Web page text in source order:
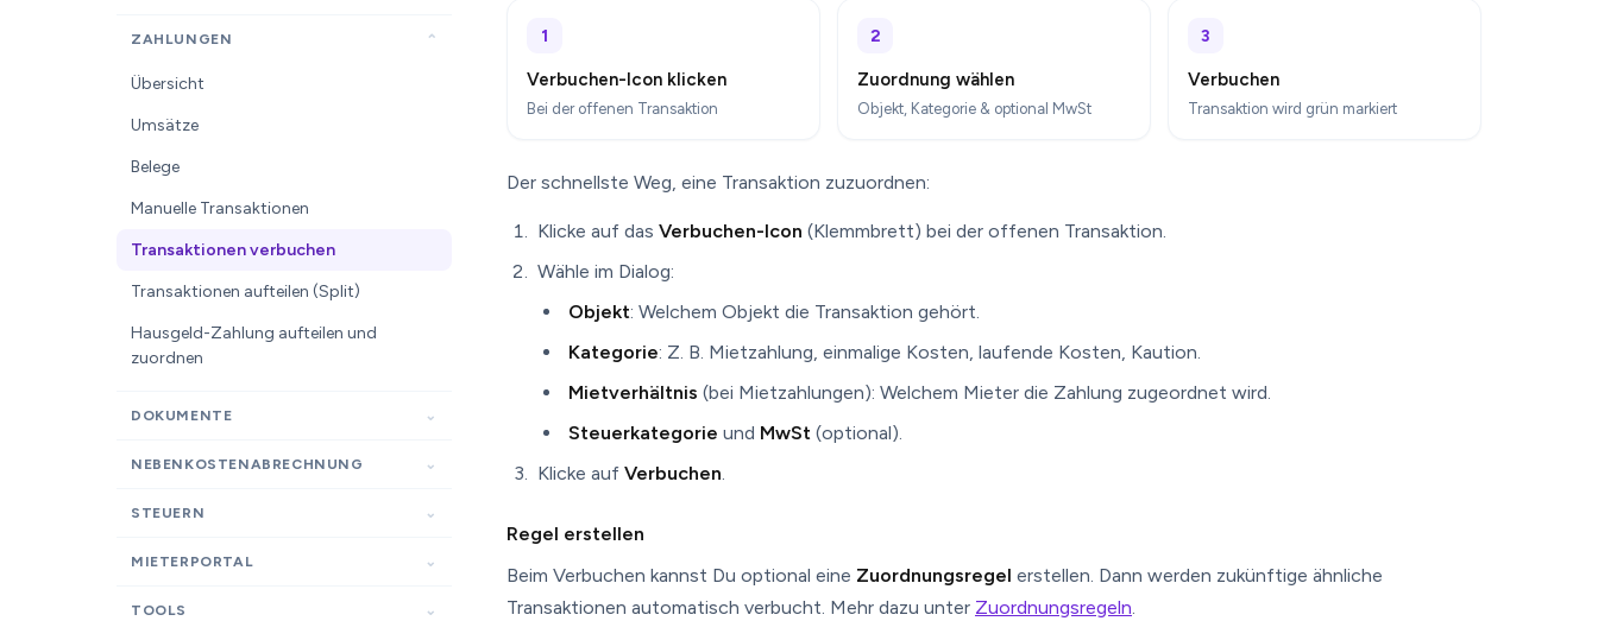
ZAHLUNGEN
Übersicht
Umsätze
Belege
Manuelle Transaktionen
Transaktionen verbuchen
Transaktionen aufteilen (Split)
Hausgeld-Zahlung aufteilen und
zuordnen
DOKUMENTE
NEBENKOSTENABRECHNUNG
STEUERN
MIETERPORTAL
TOOLS
1
Verbuchen-Icon klicken
Bei der offenen Transaktion
2
Zuordnung wählen
Objekt, Kategorie & optional MwSt
3
Verbuchen
Transaktion wird grün markiert
Der schnellste Weg, eine Transaktion zuzuordnen:
Klicke auf das Verbuchen-Icon (Klemmbrett) bei der offenen Transaktion.
Wähle im Dialog:
Objekt: Welchem Objekt die Transaktion gehört.
Kategorie: Z. B. Mietzahlung, einmalige Kosten, laufende Kosten, Kaution.
Mietverhältnis (bei Mietzahlungen): Welchem Mieter die Zahlung zugeordnet wird.
Steuerkategorie und MwSt (optional).
Klicke auf Verbuchen.
Regel erstellen
Beim Verbuchen kannst Du optional eine Zuordnungsregel erstellen. Dann werden zukünftige ähnliche
Transaktionen automatisch verbucht. Mehr dazu unter Zuordnungsregeln.